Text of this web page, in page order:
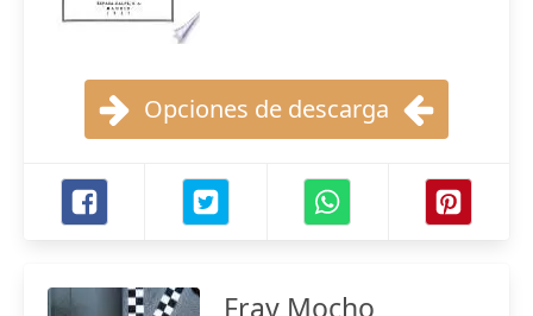
Opciones de descarga
Fray Mocho